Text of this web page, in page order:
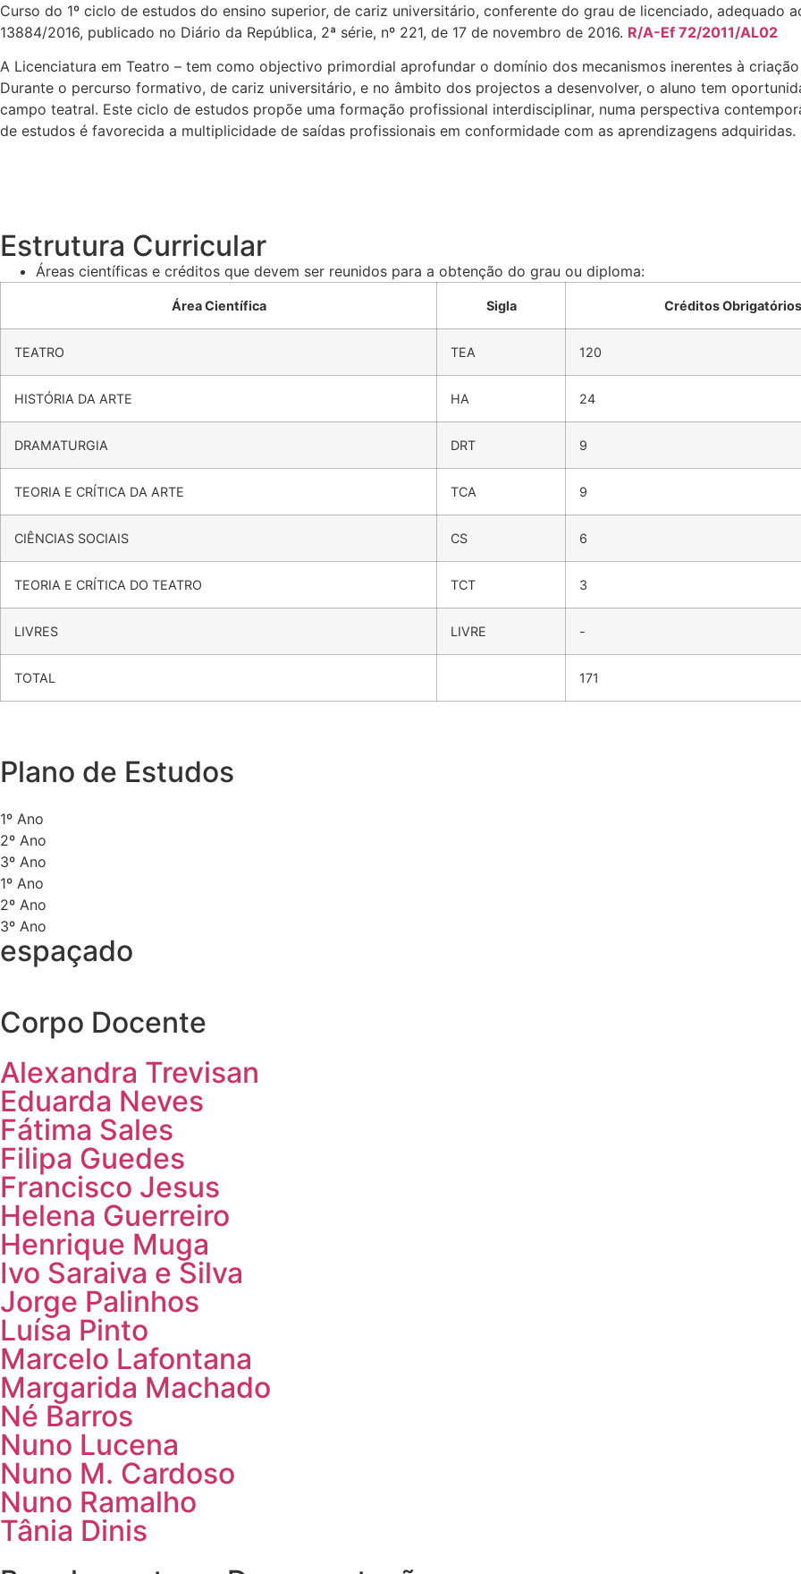
Curso do 1º ciclo de estudos do ensino superior, de cariz universitário, conferente do grau de licenciado, adequado
13884/2016, publicado no Diário da República, 2ª série, nº 221, de 17 de novembro de 2016. R/A-Ef 72/2011/AL02
A Licenciatura em Teatro – tem como objectivo primordial aprofundar o domínio dos mecanismos inerentes à
Durante o percurso formativo, de cariz universitário, e no âmbito dos projectos a desenvolver, o aluno tem
campo teatral. Este ciclo de estudos propõe uma formação profissional interdisciplinar, numa perspectiva
de estudos é favorecida a multiplicidade de saídas profissionais em conformidade com as aprendizagens adquiridas.
Estrutura Curricular
Áreas científicas e créditos que devem ser reunidos para a obtenção do grau ou diploma:
Área Científica Sigla Créditos Obrigatórios
TEATRO TEA 120
HISTÓRIA DA ARTE HA 24
DRAMATURGIA DRT 9
TEORIA E CRÍTICA DA ARTE TCA 9
CIÊNCIAS SOCIAIS CS 6
TEORIA E CRÍTICA DO TEATRO TCT 3
LIVRES LIVRE -
TOTAL 171
Plano de Estudos
1º Ano
2º Ano
3º Ano
1º Ano
2º Ano
3º Ano
espaçado
Corpo Docente
Alexandra Trevisan
Eduarda Neves
Fátima Sales
Filipa Guedes
Francisco Jesus
Helena Guerreiro
Henrique Muga
Ivo Saraiva e Silva
Jorge Palinhos
Luísa Pinto
Marcelo Lafontana
Margarida Machado
Né Barros
Nuno Lucena
Nuno M. Cardoso
Nuno Ramalho
Tânia Dinis